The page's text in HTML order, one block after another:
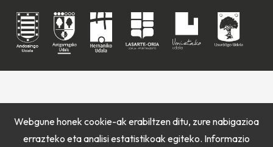
Webgune honek cookie-ak erabiltzen ditu, zure nabigazioa
errazteko eta analisi estatistikoak egiteko. Informazio